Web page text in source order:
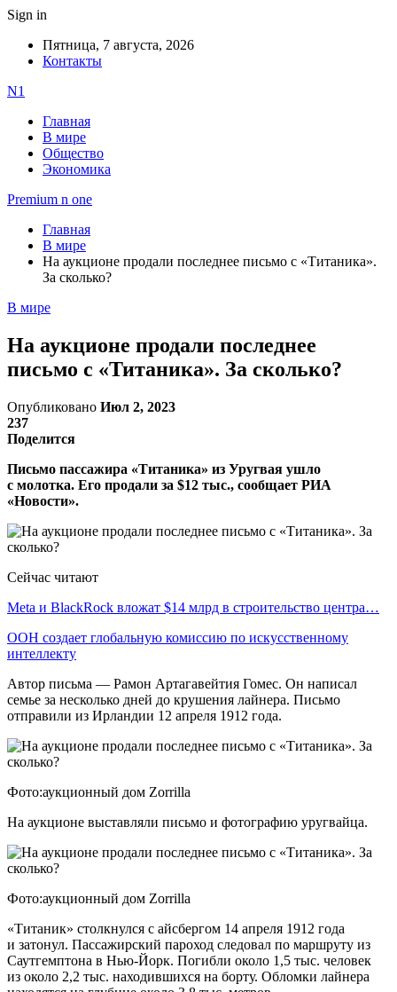
Sign in
Пятница, 7 августа, 2026
Контакты
N1
Главная
В мире
Общество
Экономика
Premium n one
Главная
В мире
На аукционе продали последнее письмо с «Титаника».
За сколько?
В мире
На аукционе продали последнее
письмо с «Титаника». За сколько?
Опубликовано Июл 2, 2023
237
Поделится
Письмо пассажира «Титаника» из Уругвая ушло
с молотка. Его продали за $12 тыс., сообщает РИА
«Новости».
Сейчас читают
Meta и BlackRock вложат $14 млрд в строительство центра…
ООН создает глобальную комиссию по искусственному
интеллекту
Автор письма — Рамон Артагавейтия Гомес. Он написал
семье за несколько дней до крушения лайнера. Письмо
отправили из Ирландии 12 апреля 1912 года.
Фото:аукционный дом Zorrilla
На аукционе выставляли письмо и фотографию уругвайца.
Фото:аукционный дом Zorrilla
«Титаник» столкнулся с айсбергом 14 апреля 1912 года
и затонул. Пассажирский пароход следовал по маршруту из
Саутгемптона в Нью-Йорк. Погибли около 1,5 тыс. человек
из около 2,2 тыс. находившихся на борту. Обломки лайнера